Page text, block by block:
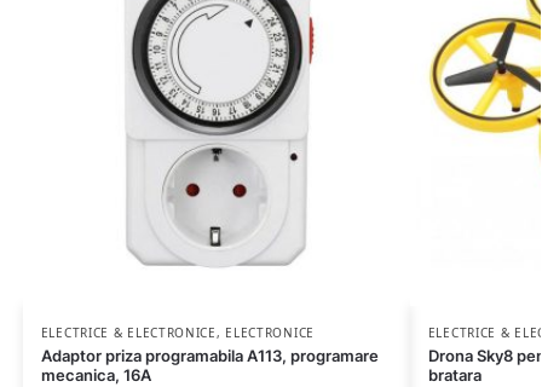
ELECTRICE & ELECTRONICE, ELECTRONICE
Adaptor priza programabila A113, programare
mecanica, 16A
ELECTRICE &
Drona Sky8
bratara